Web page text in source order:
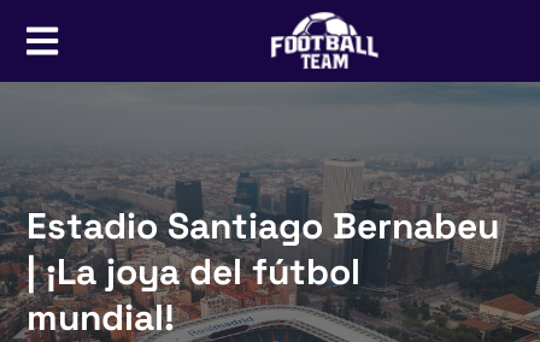
Estadio Santiago Bernabeu
| ¡La joya del fútbol
mundial!